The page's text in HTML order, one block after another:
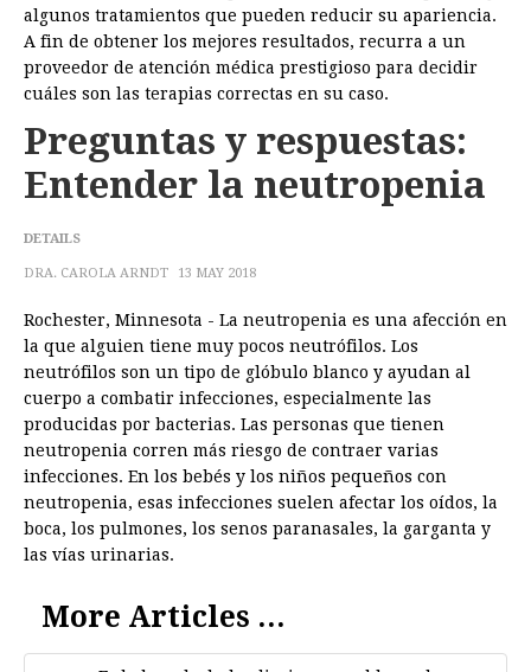
algunos tratamientos que pueden reducir su apariencia.
A fin de obtener los mejores resultados, recurra a un
proveedor de atención médica prestigioso para decidir
cuáles son las terapias correctas en su caso.
Preguntas y respuestas:
Entender la neutropenia
DETAILS
DRA. CAROLA ARNDT 13 MAY 2018
Rochester, Minnesota - La neutropenia es una afección en
la que alguien tiene muy pocos neutrófilos. Los
neutrófilos son un tipo de glóbulo blanco y ayudan al
cuerpo a combatir infecciones, especialmente las
producidas por bacterias. Las personas que tienen
neutropenia corren más riesgo de contraer varias
infecciones. En los bebés y los niños pequeños con
neutropenia, esas infecciones suelen afectar los oídos, la
boca, los pulmones, los senos paranasales, la garganta y
las vías urinarias.
More Articles ...